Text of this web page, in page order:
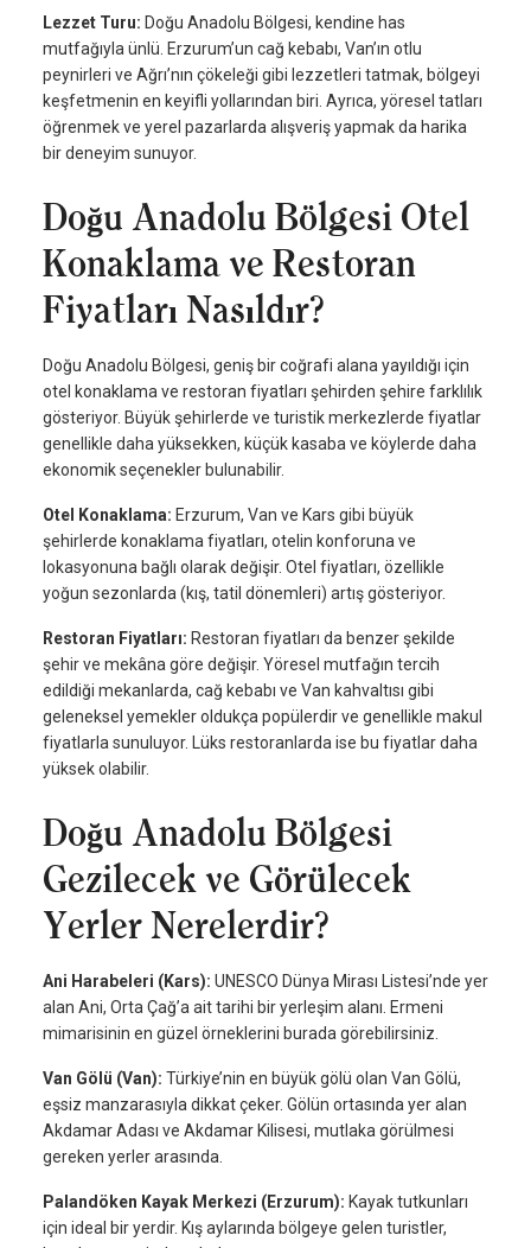
Lezzet Turu: Doğu Anadolu Bölgesi, kendine has
mutfağıyla ünlü. Erzurum’un cağ kebabı, Van’ın otlu
peynirleri ve Ağrı’nın çökeleği gibi lezzetleri tatmak, bölgeyi
keşfetmenin en keyifli yollarından biri. Ayrıca, yöresel tatları
öğrenmek ve yerel pazarlarda alışveriş yapmak da harika
bir deneyim sunuyor.
Doğu Anadolu Bölgesi Otel
Konaklama ve Restoran
Fiyatları Nasıldır?
Doğu Anadolu Bölgesi, geniş bir coğrafi alana yayıldığı için
otel konaklama ve restoran fiyatları şehirden şehire farklılık
gösteriyor. Büyük şehirlerde ve turistik merkezlerde fiyatlar
genellikle daha yüksekken, küçük kasaba ve köylerde daha
ekonomik seçenekler bulunabilir.
Otel Konaklama: Erzurum, Van ve Kars gibi büyük
şehirlerde konaklama fiyatları, otelin konforuna ve
lokasyonuna bağlı olarak değişir. Otel fiyatları, özellikle
yoğun sezonlarda (kış, tatil dönemleri) artış gösteriyor.
Restoran Fiyatları: Restoran fiyatları da benzer şekilde
şehir ve mekâna göre değişir. Yöresel mutfağın tercih
edildiği mekanlarda, cağ kebabı ve Van kahvaltısı gibi
geleneksel yemekler oldukça popülerdir ve genellikle makul
fiyatlarla sunuluyor. Lüks restoranlarda ise bu fiyatlar daha
yüksek olabilir.
Doğu Anadolu Bölgesi
Gezilecek ve Görülecek
Yerler Nerelerdir?
Ani Harabeleri (Kars): UNESCO Dünya Mirası Listesi’nde yer
alan Ani, Orta Çağ’a ait tarihi bir yerleşim alanı. Ermeni
mimarisinin en güzel örneklerini burada görebilirsiniz.
Van Gölü (Van): Türkiye’nin en büyük gölü olan Van Gölü,
eşsiz manzarasıyla dikkat çeker. Gölün ortasında yer alan
Akdamar Adası ve Akdamar Kilisesi, mutlaka görülmesi
gereken yerler arasında.
Palandöken Kayak Merkezi (Erzurum): Kayak tutkunları
için ideal bir yerdir. Kış aylarında bölgeye gelen turistler,